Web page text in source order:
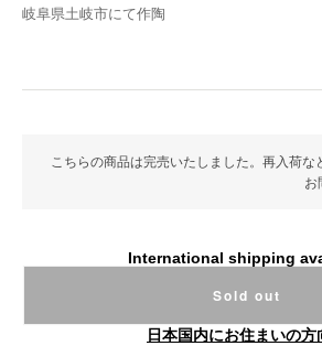
岐阜県土岐市にて作陶
こちらの商品は完売いたしました。再入荷な
お
International shipping
Sold out
日本国内にお住まいの方